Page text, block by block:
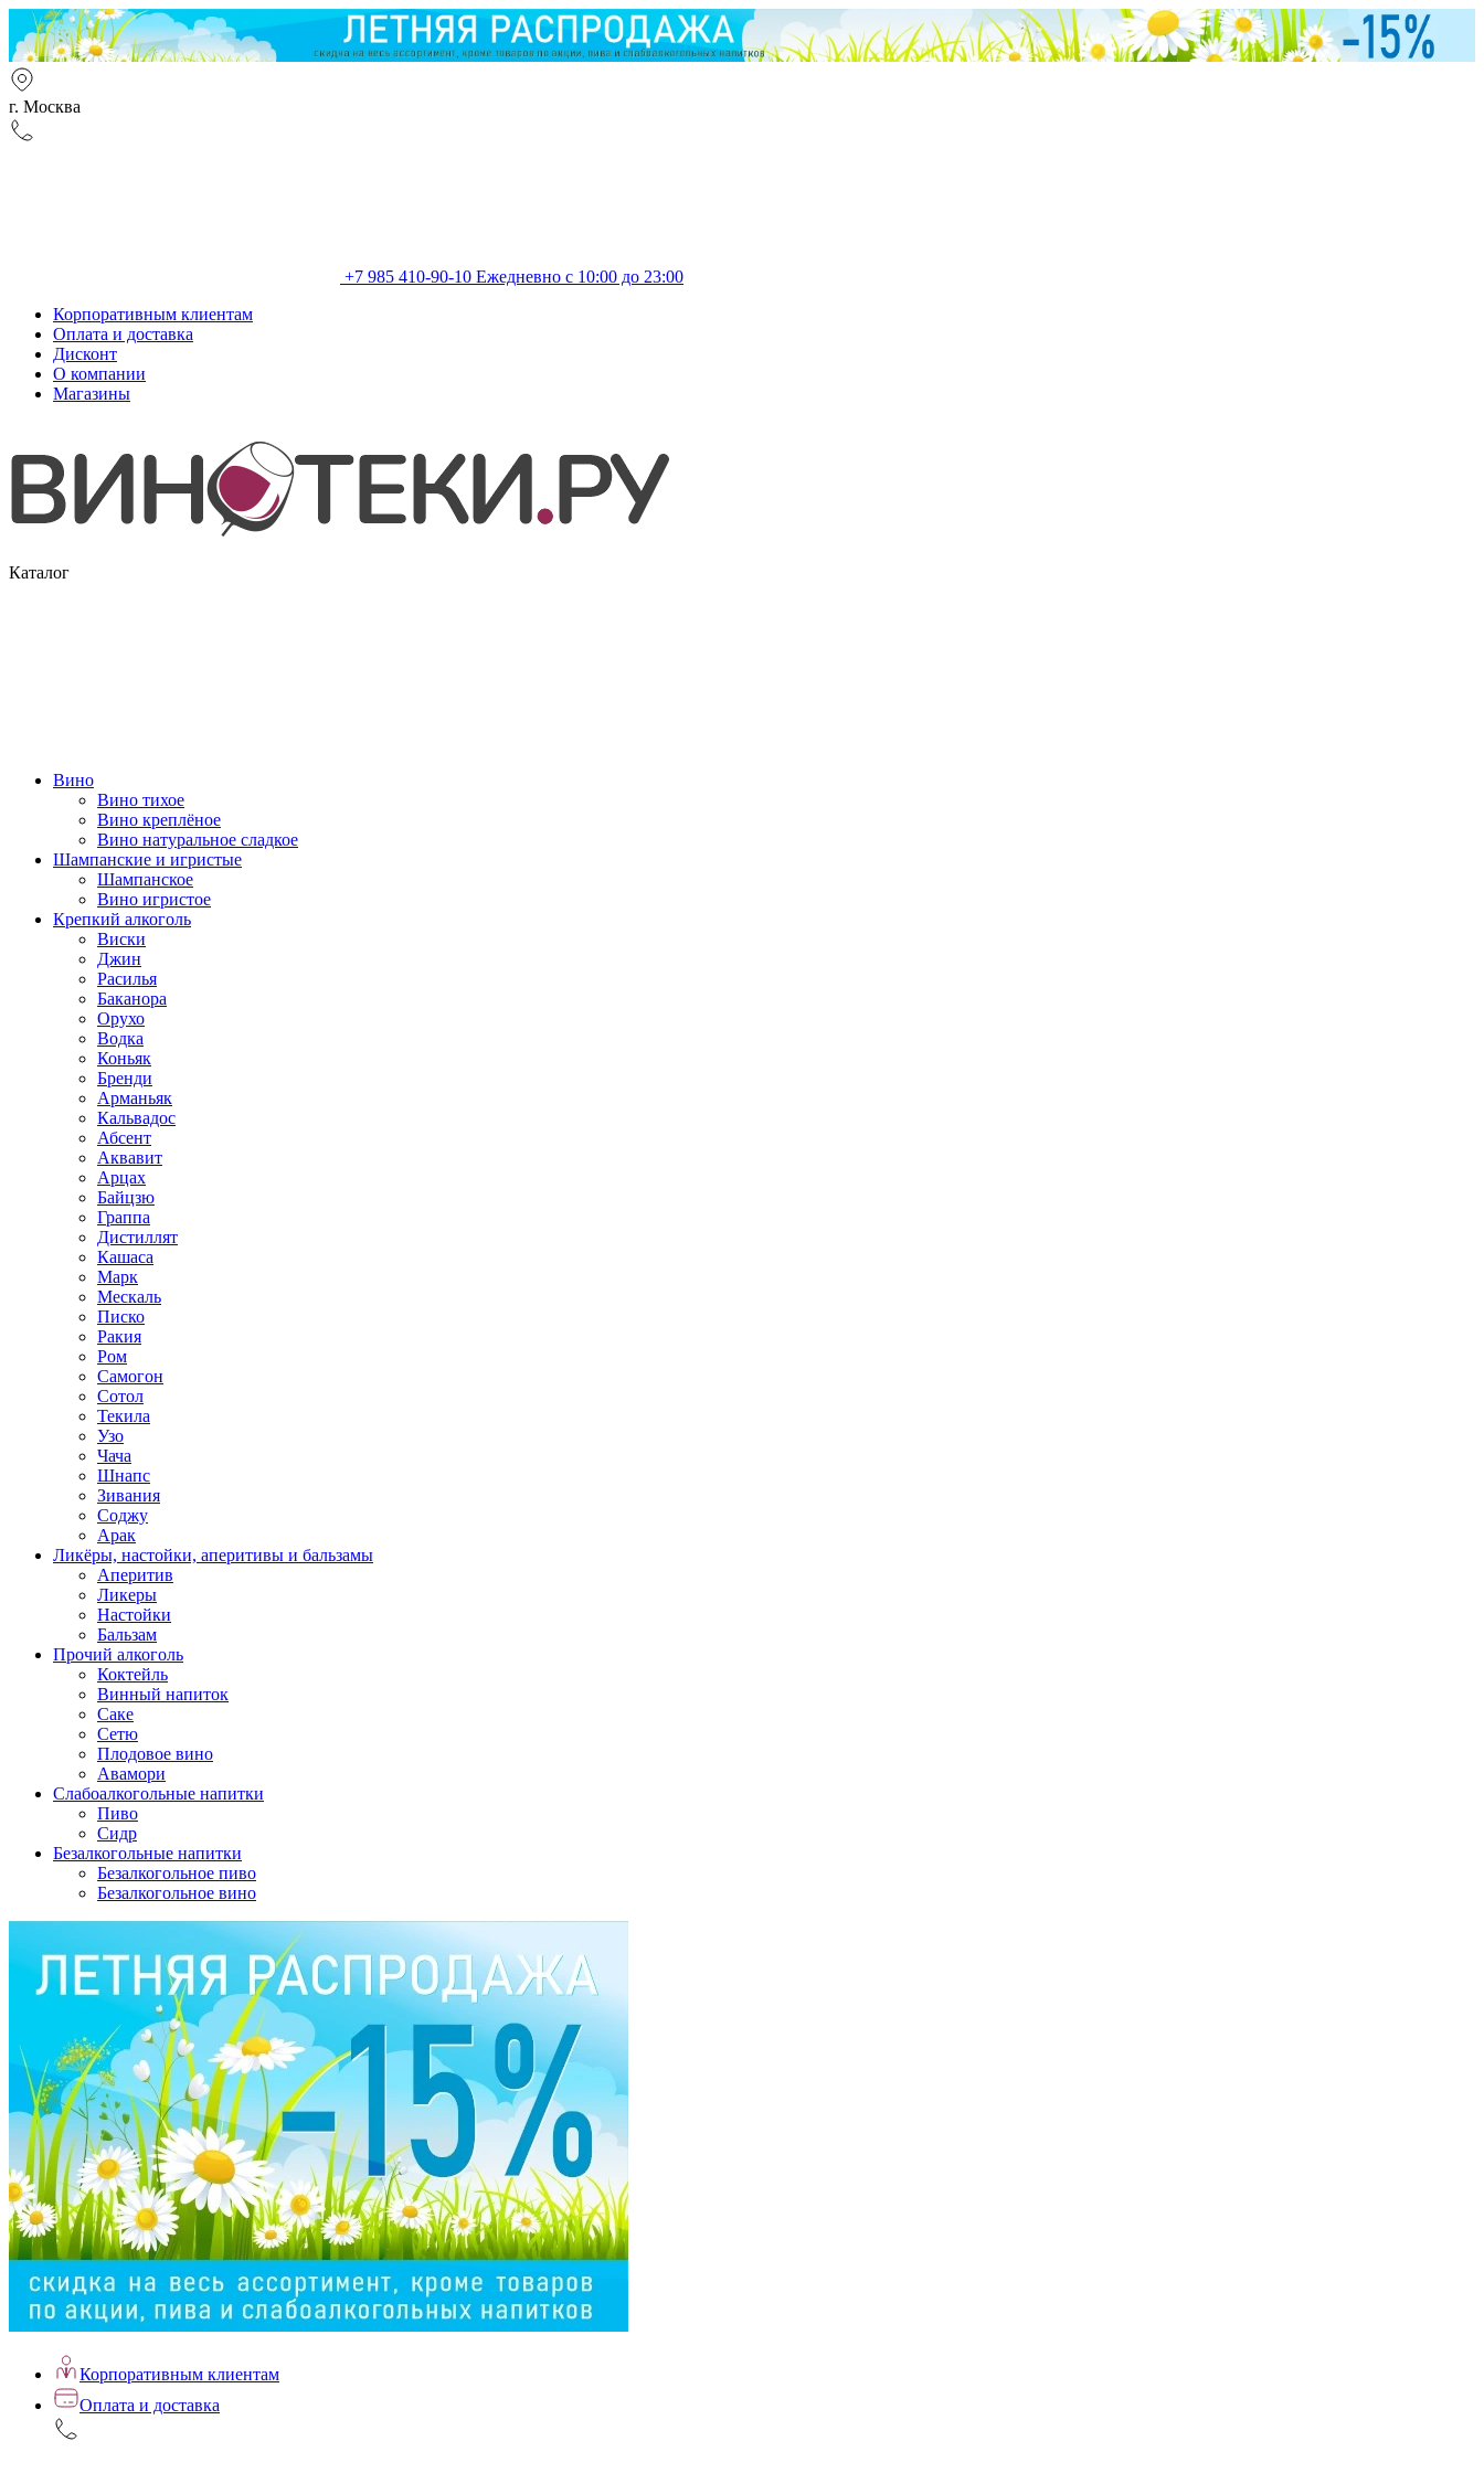
г. Москва
+7 985 410-90-10 Ежедневно с 10:00 до 23:00
Корпоративным клиентам
Оплата и доставка
Дисконт
О компании
Магазины
Каталог
Вино
Вино тихое
Вино креплёное
Вино натуральное сладкое
Шампанские и игристые
Шампанское
Вино игристое
Крепкий алкоголь
Виски
Джин
Расилья
Баканора
Орухо
Водка
Коньяк
Бренди
Арманьяк
Кальвадос
Абсент
Аквавит
Арцах
Байцзю
Граппа
Дистиллят
Кашаса
Марк
Мескаль
Писко
Ракия
Ром
Самогон
Сотол
Текила
Узо
Чача
Шнапс
Зивания
Соджу
Арак
Ликёры, настойки, аперитивы и бальзамы
Аперитив
Ликеры
Настойки
Бальзам
Прочий алкоголь
Коктейль
Винный напиток
Саке
Сетю
Плодовое вино
Авамори
Слабоалкогольные напитки
Пиво
Сидр
Безалкогольные напитки
Безалкогольное пиво
Безалкогольное вино
Корпоративным клиентам
Оплата и доставка